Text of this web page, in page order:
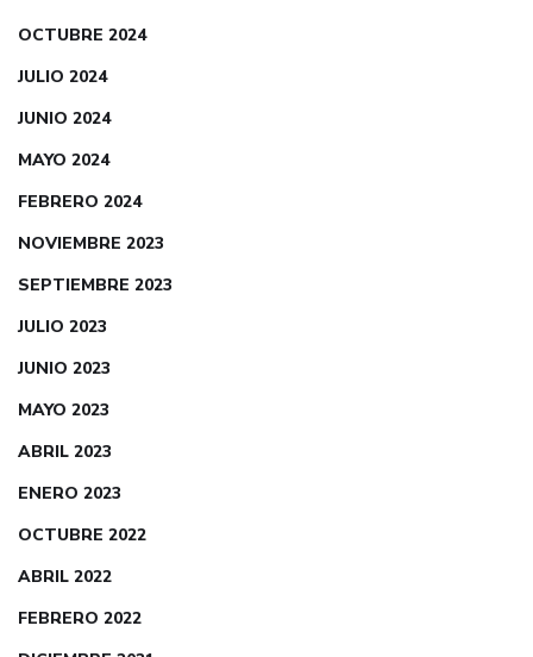
OCTUBRE 2024
JULIO 2024
JUNIO 2024
MAYO 2024
FEBRERO 2024
NOVIEMBRE 2023
SEPTIEMBRE 2023
JULIO 2023
JUNIO 2023
MAYO 2023
ABRIL 2023
ENERO 2023
OCTUBRE 2022
ABRIL 2022
FEBRERO 2022